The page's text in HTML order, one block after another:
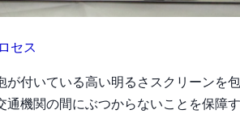
セス
付いている高い明るさスクリーンを
機関の間にぶつからないことを保障